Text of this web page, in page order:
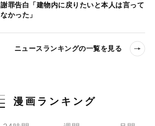
謝罪告白「建物内に戻りたいと本人は言って
なかった」
ニュースランキングの一覧を見る
漫画ランキング